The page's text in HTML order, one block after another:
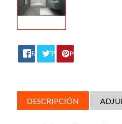
FACEBOOKTWITTERPINTEREST
DESCRIPCIÓN